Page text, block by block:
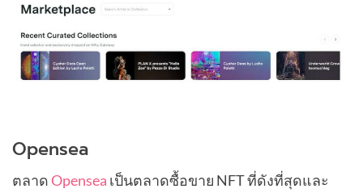
Opensea
ตลาดOpensea เป็นตลาดซื้อขาย NFT ที่ดังที่สุดและ